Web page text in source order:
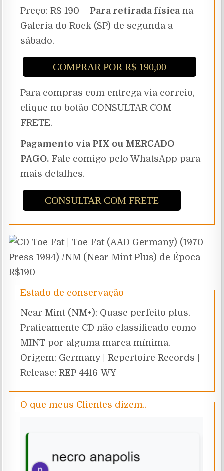
Preço: R$ 190 – Para retirada física na
Galeria do Rock (SP) de segunda a
sábado.
COMPRAR POR R$ 190,00
Para compras com entrega via correio,
clique no botão CONSULTAR COM
FRETE.
Pagamento via PIX ou MERCADO
PAGO. Fale comigo pelo WhatsApp para
mais detalhes.
CONSULTAR COM FRETE
Estado de conservação
Near Mint (NM+): Quase perfeito plus.
Praticamente CD não classificado como
MINT por alguma marca mínima. –
Origem: Germany | Repertoire Records |
Release: REP 4416-WY
O que meus Clientes dizem..